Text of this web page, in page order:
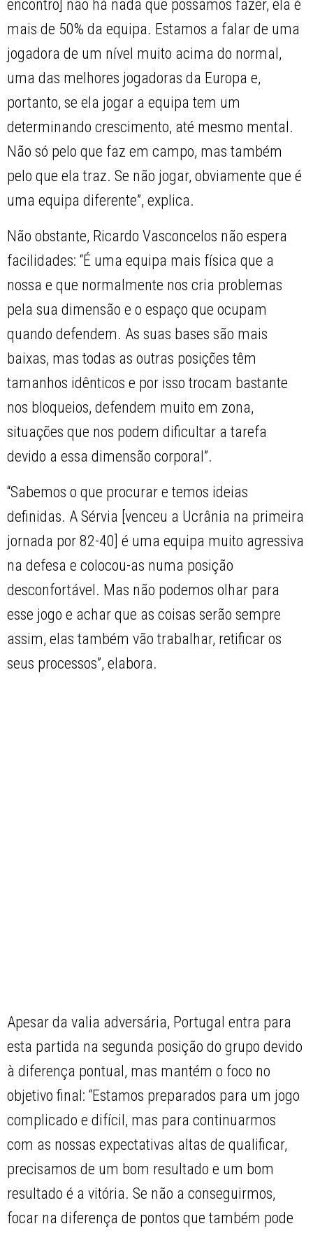
encontro] não há nada que possamos fazer, ela é
mais de 50% da equipa. Estamos a falar de uma
jogadora de um nível muito acima do normal,
uma das melhores jogadoras da Europa e,
portanto, se ela jogar a equipa tem um
determinando crescimento, até mesmo mental.
Não só pelo que faz em campo, mas também
pelo que ela traz. Se não jogar, obviamente que é
uma equipa diferente”, explica.
Não obstante, Ricardo Vasconcelos não espera
facilidades: “É uma equipa mais física que a
nossa e que normalmente nos cria problemas
pela sua dimensão e o espaço que ocupam
quando defendem. As suas bases são mais
baixas, mas todas as outras posições têm
tamanhos idênticos e por isso trocam bastante
nos bloqueios, defendem muito em zona,
situações que nos podem dificultar a tarefa
devido a essa dimensão corporal”.
“Sabemos o que procurar e temos ideias
definidas. A Sérvia [venceu a Ucrânia na primeira
jornada por 82-40] é uma equipa muito agressiva
na defesa e colocou-as numa posição
desconfortável. Mas não podemos olhar para
esse jogo e achar que as coisas serão sempre
assim, elas também vão trabalhar, retificar os
seus processos”, elabora.
Apesar da valia adversária, Portugal entra para
esta partida na segunda posição do grupo devido
à diferença pontual, mas mantém o foco no
objetivo final: “Estamos preparados para um jogo
complicado e difícil, mas para continuarmos
com as nossas expectativas altas de qualificar,
precisamos de um bom resultado e um bom
resultado é a vitória. Se não a conseguirmos,
focar na diferença de pontos que também pode